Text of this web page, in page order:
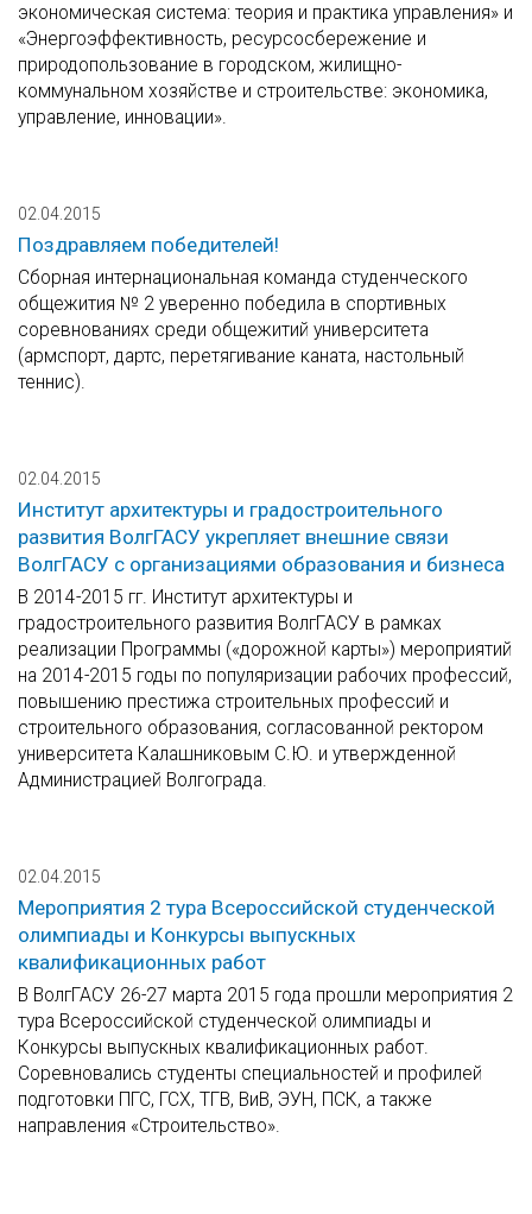
экономическая система: теория и практика управления» и
«Энергоэффективность, ресурсосбережение и
природопользование в городском, жилищно-
коммунальном хозяйстве и строительстве: экономика,
управление, инновации».
02.04.2015
Поздравляем победителей!
Сборная интернациональная команда студенческого
общежития № 2 уверенно победила в спортивных
соревнованиях среди общежитий университета
(армспорт, дартс, перетягивание каната, настольный
теннис).
02.04.2015
Институт архитектуры и градостроительного
развития ВолгГАСУ укрепляет внешние связи
ВолгГАСУ с организациями образования и бизнеса
В 2014-2015 гг. Институт архитектуры и
градостроительного развития ВолгГАСУ в рамках
реализации Программы («дорожной карты») мероприятий
на 2014-2015 годы по популяризации рабочих профессий,
повышению престижа строительных профессий и
строительного образования, согласованной ректором
университета Калашниковым С.Ю. и утвержденной
Администрацией Волгограда.
02.04.2015
Мероприятия 2 тура Всероссийской студенческой
олимпиады и Конкурсы выпускных
квалификационных работ
В ВолгГАСУ 26-27 марта 2015 года прошли мероприятия 2
тура Всероссийской студенческой олимпиады и
Конкурсы выпускных квалификационных работ.
Соревновались студенты специальностей и профилей
подготовки ПГС, ГСХ, ТГВ, ВиВ, ЭУН, ПСК, а также
направления «Строительство».